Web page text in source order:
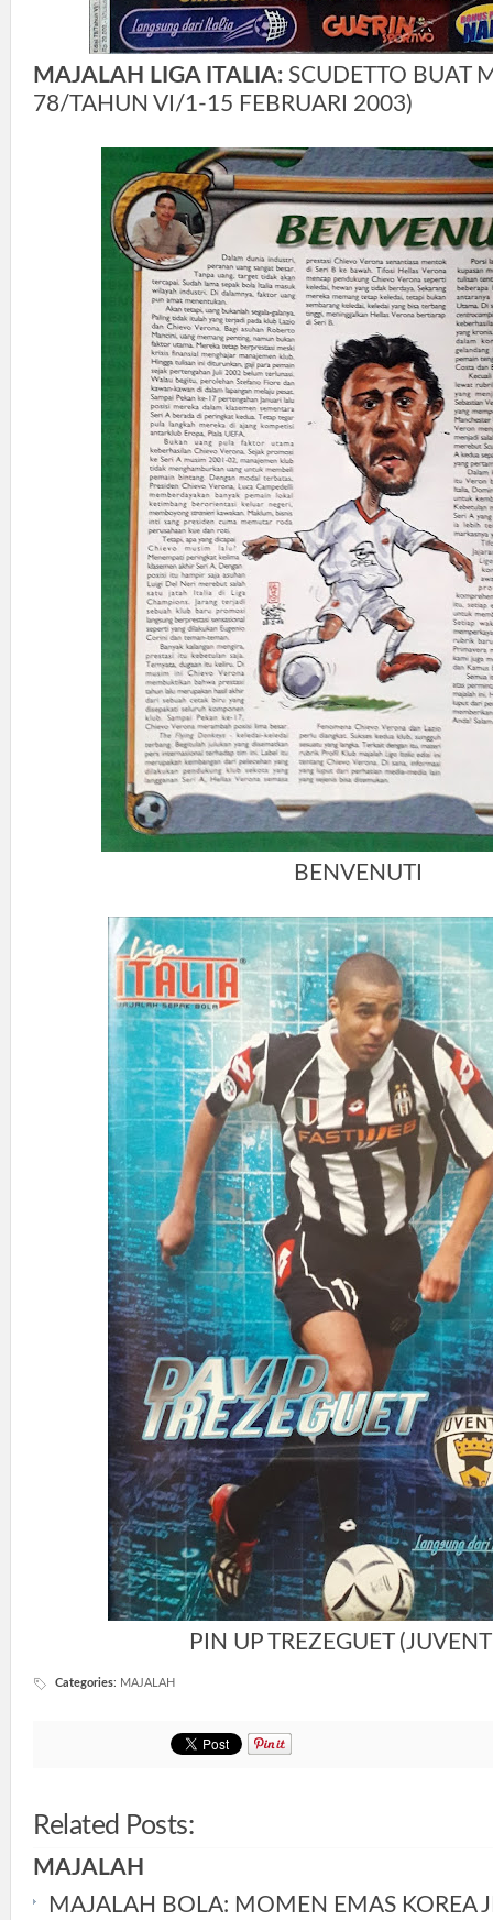
MAJALAH LIGA ITALIA: SCUDETTO BUAT
78/TAHUN VI/1-15 FEBRUARI 2003)
BENVENUTI
PIN UP TREZEGUET
Categories: MAJALAH
Related Posts:
MAJALAH
MAJALAH BOLA: MOMEN EMAS KOREA